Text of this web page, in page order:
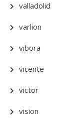
valladolid
varlion
vibora
vicente
victor
vision